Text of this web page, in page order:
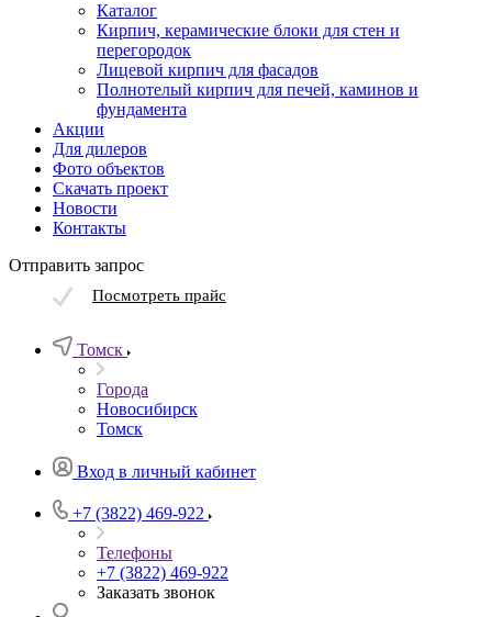
Каталог
Кирпич, керамические блоки для стен и
перегородок
Лицевой кирпич для фасадов
Полнотелый кирпич для печей, каминов и
фундамента
Акции
Для дилеров
Фото объектов
Скачать проект
Новости
Контакты
Отправить запрос
Посмотреть прайс
Томск
Города
Новосибирск
Томск
Вход в личный кабинет
+7 (3822) 469-922
Телефоны
+7 (3822) 469-922
Заказать звонок